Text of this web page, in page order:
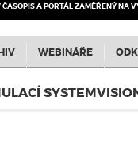
ČASOPIS A PORTÁL ZAMĚŘENÝ NA
WEBINÁŘE